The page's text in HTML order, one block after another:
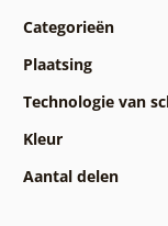
Categorieën
Plaatsing
Technologie van
Kleur
Aantal delen